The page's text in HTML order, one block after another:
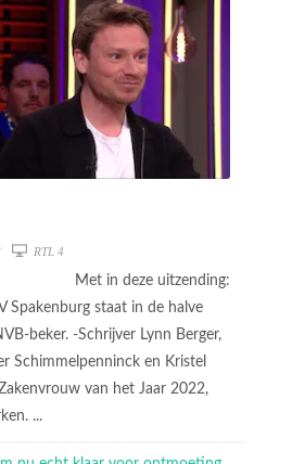
RTL 4
Met in deze uitzending:
Spakenburg staat in de halve
beker. -Schrijver Lynn Berger,
Schimmelpenninck en Kristel
van het Jaar 2022,
...